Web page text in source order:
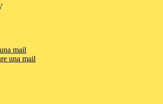
mail
una mail